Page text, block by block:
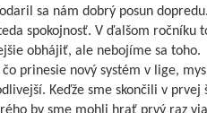
sa nám dobrý posun
spokojnosť. V ďalšom ročníku
obhájiť, ale nebojíme sa toho.
prinesie nový systém v lige,
Keďže sme skončili v prvej